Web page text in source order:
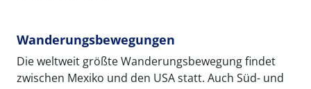
Wanderungsbewegungen
Die weltweit größte Wanderungsbewegung findet
zwischen Mexiko und den USA statt. Auch Süd- und